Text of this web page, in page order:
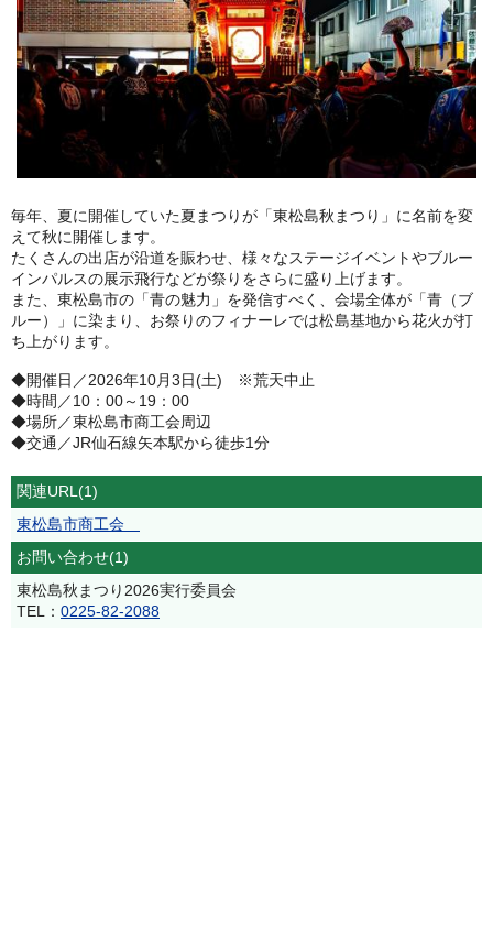
毎年、夏に開催していた夏まつりが「東松島秋まつり」に名前を変
えて秋に開催します。
たくさんの出店が沿道を賑わせ、様々なステージイベントやブルー
インパルスの展示飛行などが祭りをさらに盛り上げます。
また、東松島市の「青の魅力」を発信すべく、会場全体が「青（ブ
ルー）」に染まり、お祭りのフィナーレでは松島基地から花火が打
ち上がります。
◆開催日／2026年10月3日(土) ※荒天中止
◆時間／10：00～19：00
◆場所／東松島市商工会周辺
◆交通／JR仙石線矢本駅から徒歩1分
関連URL(1)
東松島市商工会
お問い合わせ(1)
東松島秋まつり2026実行委員会
TEL： 0225-82-2088